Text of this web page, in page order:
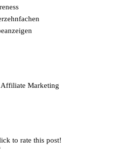
Marketing
to rate this post!